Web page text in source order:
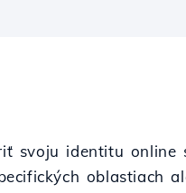
svoju identitu online
oblastiach